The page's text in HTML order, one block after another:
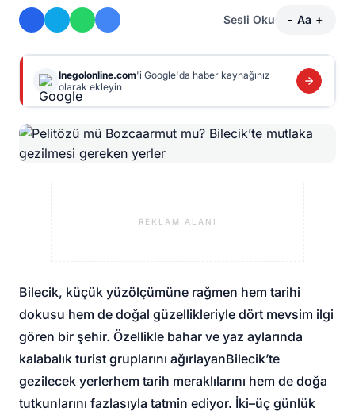
Sesli Oku - Aa +
Inegolonline.com'i Google'da haber kaynağınız
olarak ekleyin
REKLAM ALANI
Bilecik, küçük yüzölçümüne rağmen hem tarihi
dokusu hem de doğal güzellikleriyle dört mevsim ilgi
gören bir şehir. Özellikle bahar ve yaz aylarında
kalabalık turist gruplarını ağırlayanBilecik’te
gezilecek yerlerhem tarih meraklılarını hem de doğa
tutkunlarını fazlasıyla tatmin ediyor. İki–üç günlük